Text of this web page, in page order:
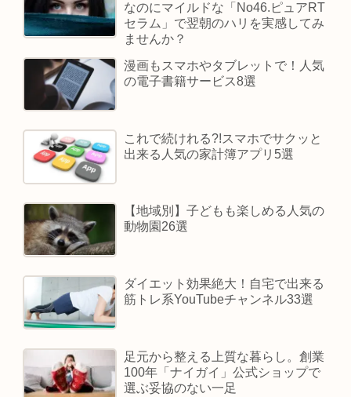
なのにマイルドな「No46.ピュアRT
セラム」で翌朝のハリを実感してみ
ませんか？
漫画もスマホやタブレットで！人気
の電子書籍サービス8選
これで続けれる?!スマホでサクッと
出来る人気の家計簿アプリ5選
【地域別】子どもも楽しめる人気の
動物園26選
ダイエット効果絶大！自宅で出来る
筋トレ系YouTubeチャンネル33選
足元から整える上質な暮らし。創業
100年「ナイガイ」公式ショップで
選ぶ妥協のない一足